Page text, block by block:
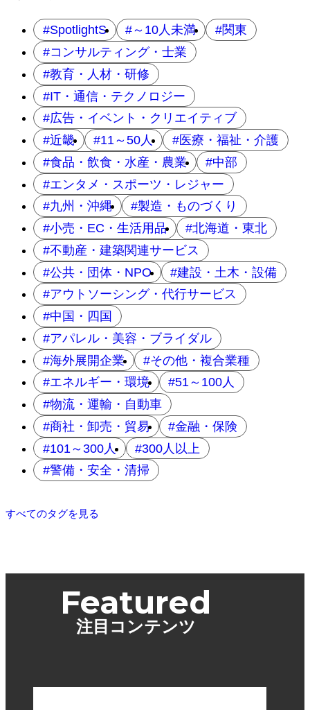
SpotlightS ～10人未満
関東
コンサルティング・士業
教育・人材・研修
IT・通信・テクノロジー
広告・イベント・クリエイティブ
近畿
11～50人
医療・福祉・介護
食品・飲食・水産・農業
中部
エンタメ・スポーツ・レジャー
九州・沖縄
製造・ものづくり
小売・EC・生活用品
北海道・東北
不動産・建築関連サービス
公共・団体・NPO
建設・土木・設備
アウトソーシング・代行サービス
中国・四国
アパレル・美容・ブライダル
海外展開企業
その他・複合業種
エネルギー・環境
51～100人
物流・運輸・自動車
商社・卸売・貿易
金融・保険
101～300人
300人以上
警備・安全・清掃
すべてのタグを見る
Featured
注目コンテンツ